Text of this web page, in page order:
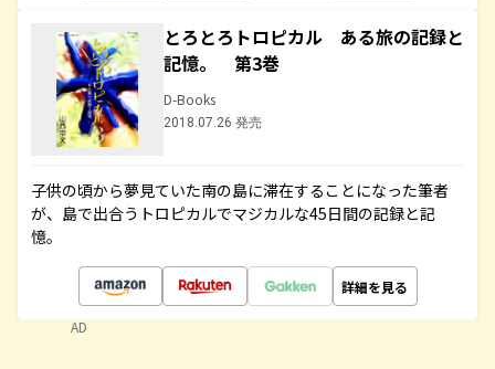
とろとろトロピカル ある旅の記録と
記憶。 第3巻
D-Books
2018.07.26 発売
子供の頃から夢見ていた南の島に滞在することになった筆者
が、島で出合うトロピカルでマジカルな45日間の記録と記
憶。
詳細を見る
AD